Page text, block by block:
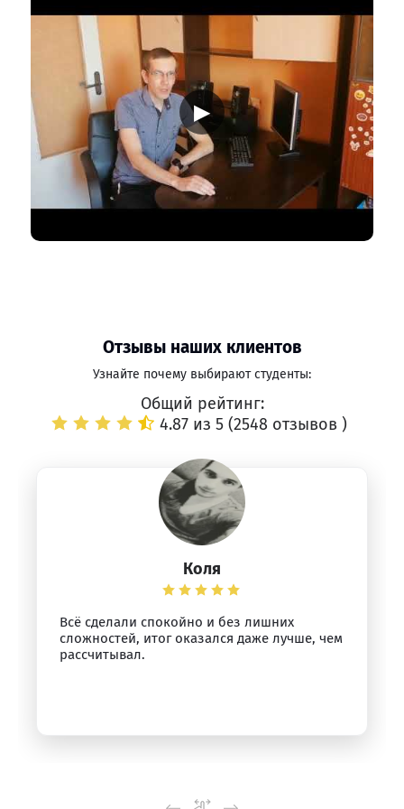
▶
Отзывы наших клиентов
Узнайте почему выбирают студенты:
Общий рейтинг:
4.87 из 5 (2548 отзывов )
Коля
Всё сделали спокойно и без лишних
сложностей, итог оказался даже лучше, чем
рассчитывал.